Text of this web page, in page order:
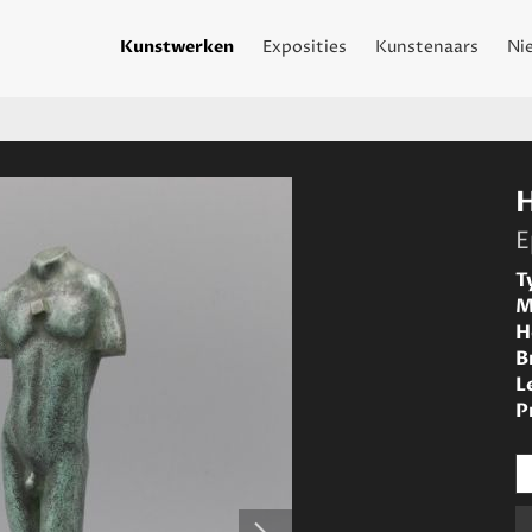
Kunstwerken Exposities Kunstenaars